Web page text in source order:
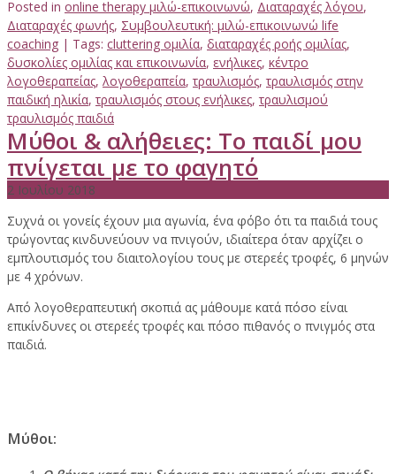
Posted in online therapy μιλώ-επικοινωνώ, Διαταραχές λόγου,
Διαταραχές φωνής, Συμβουλευτική: μιλώ-επικοινωνώ life
coaching | Tags: cluttering ομιλία, διαταραχές ροής ομιλίας,
δυσκολίες ομιλίας και επικοινωνία, ενήλικες, κέντρο
λογοθεραπείας, λογοθεραπεία, τραυλισμός, τραυλισμός στην
παιδική ηλικία, τραυλισμός στους ενήλικες, τραυλισμού
τραυλισμός παιδιά
Μύθοι & αλήθειες: Το παιδί μου
πνίγεται με το φαγητό
2 Ιουλίου 2018
Συχνά οι γονείς έχουν μια αγωνία, ένα φόβο ότι τα παιδιά τους
τρώγοντας κινδυνεύουν να πνιγούν, ιδιαίτερα όταν αρχίζει ο
εμπλουτισμός του διαιτολογίου τους με στερεές τροφές, 6 μηνών
με 4 χρόνων.
Από λογοθεραπευτική σκοπιά ας μάθουμε κατά πόσο είναι
επικίνδυνες οι στερεές τροφές και πόσο πιθανός ο πνιγμός στα
παιδιά.
Μύθοι: